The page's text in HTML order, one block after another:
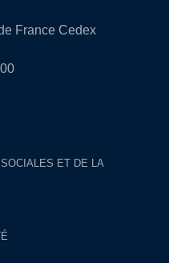
France Cedex
ET DE LA